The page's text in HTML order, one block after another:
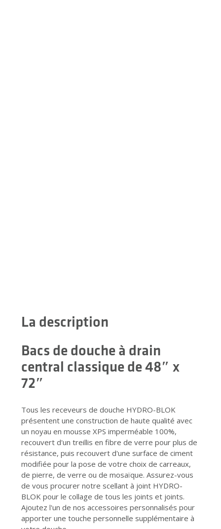
La description
Bacs de douche à drain
central classique de 48″ x
72″
Tous les receveurs de douche HYDRO-BLOK
présentent une construction de haute qualité avec
un noyau en mousse XPS imperméable 100%,
recouvert d'un treillis en fibre de verre pour plus de
résistance, puis recouvert d'une surface de ciment
modifiée pour la pose de votre choix de carreaux,
de pierre, de verre ou de mosaïque. Assurez-vous
de vous procurer notre scellant à joint HYDRO-
BLOK pour le collage de tous les joints et joints.
Ajoutez l'un de nos accessoires personnalisés pour
apporter une touche personnelle supplémentaire à